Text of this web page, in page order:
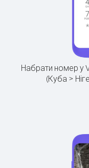
Набрати номер у
(Куба >